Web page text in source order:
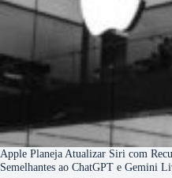
Apple Planeja Atualizar Siri com
Semelhantes ao ChatGPT e Gemini